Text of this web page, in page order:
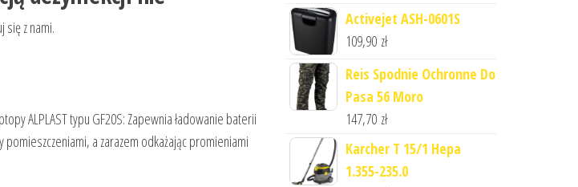
się z nami.
ALPLAST typu GF20S: Zapewnia ładowanie baterii
a zarazem odkażając promieniami
Activejet ASH-0601S
109,90 zł
Reis Spodnie Ochronne Do
Pasa 56 Moro
147,70 zł
Karcher T 15/1 Hepa
1.355-235.0